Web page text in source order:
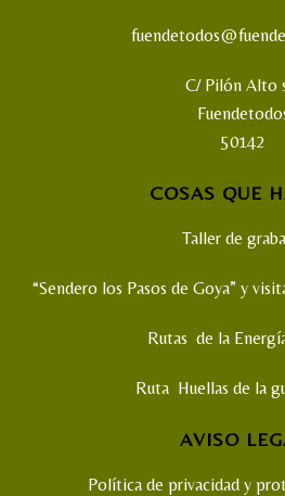
C/ Pilón Alto
50142
COSAS QUE
Taller de
“Sendero los Pasos de Goya” y
Rutas de la
Ruta Huellas de la
AVISO
Política de privacidad y